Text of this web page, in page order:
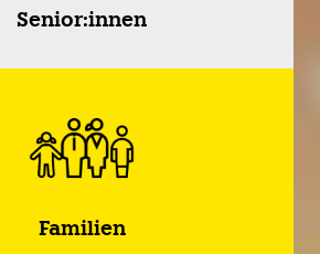
Senior:innen
Familien